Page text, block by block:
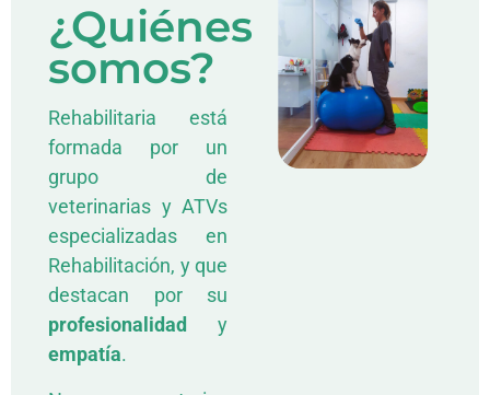
¿Quiénes
somos?
Rehabilitaria está
formada por un
grupo de
veterinarias y ATVs
especializadas en
Rehabilitación, y que
destacan por su
profesionalidad
y
empatía.